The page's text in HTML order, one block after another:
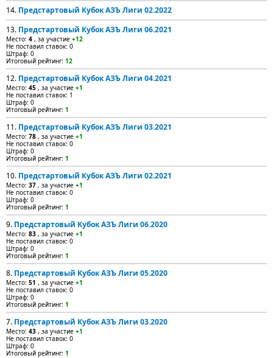
14. Предстартовый Кубок АЗЪ Лиги 02.2022
13. Предстартовый Кубок АЗЪ Лиги 06.2021
Место: 4 , за участие +12
Не поставил ставок: 0
Штраф: 0
Итоговый рейтинг: 12
12. Предстартовый Кубок АЗЪ Лиги 04.2021
Место: 45 , за участие +1
Не поставил ставок: 1
Штраф: 0
Итоговый рейтинг: 1
11. Предстартовый Кубок АЗЪ Лиги 03.2021
Место: 78 , за участие +1
Не поставил ставок: 0
Штраф: 0
Итоговый рейтинг: 1
10. Предстартовый Кубок АЗЪ Лиги 02.2021
Место: 37 , за участие +1
Не поставил ставок: 0
Штраф: 0
Итоговый рейтинг: 1
9. Предстартовый Кубок АЗЪ Лиги 06.2020
Место: 83 , за участие +1
Не поставил ставок: 0
Штраф: 0
Итоговый рейтинг: 1
8. Предстартовый Кубок АЗЪ Лиги 05.2020
Место: 51 , за участие +1
Не поставил ставок: 0
Штраф: 0
Итоговый рейтинг: 1
7. Предстартовый Кубок АЗЪ Лиги 03.2020
Место: 43 , за участие +1
Не поставил ставок: 0
Штраф: 0
Итоговый рейтинг: 1